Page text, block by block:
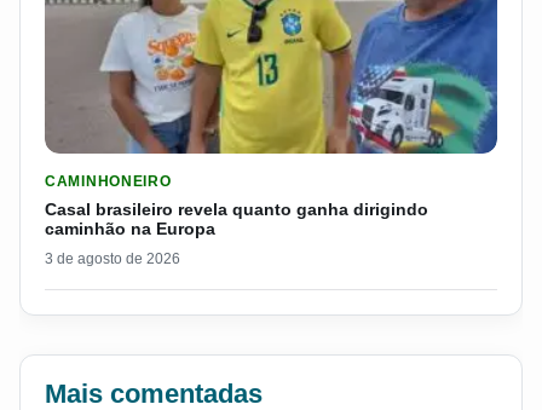
CAMINHONEIRO
Casal brasileiro revela quanto ganha dirigindo
caminhão na Europa
3 de agosto de 2026
Mais comentadas